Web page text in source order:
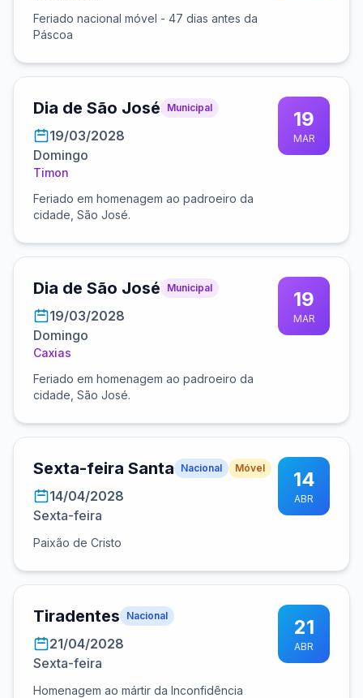
Feriado nacional móvel - 47 dias antes da
Páscoa
Dia de São José Municipal
19/03/2028
Domingo
Timon
Feriado em homenagem ao padroeiro da
cidade, São José.
19
MAR
Dia de São José Municipal
19/03/2028
Domingo
Caxias
Feriado em homenagem ao padroeiro da
cidade, São José.
19
MAR
Sexta-feira Santa Nacional Móvel
14/04/2028
Sexta-feira
Paixão de Cristo
14
ABR
Tiradentes Nacional
21/04/2028
Sexta-feira
Homenagem ao mártir da Inconfidência
21
ABR